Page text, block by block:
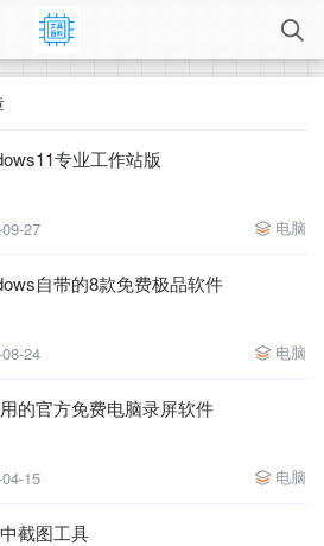
专业工作站版
27 电脑
自带的8款免费极品软件
24 电脑
的官方免费电脑录屏软件
15 电脑
截图工具